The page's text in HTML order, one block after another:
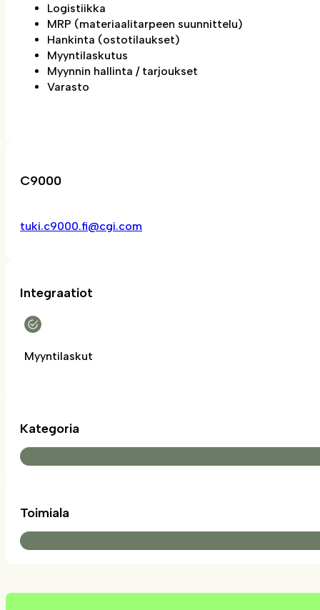
Logistiikka
MRP (materiaalitarpeen suunnittelu)
Hankinta (ostotilaukset)
Myyntilaskutus
Myynnin hallinta / tarjoukset
Varasto
C9000
tuki.c9000.fi@cgi.com
Integraatiot
Myyntilaskut
Kategoria
Toimiala